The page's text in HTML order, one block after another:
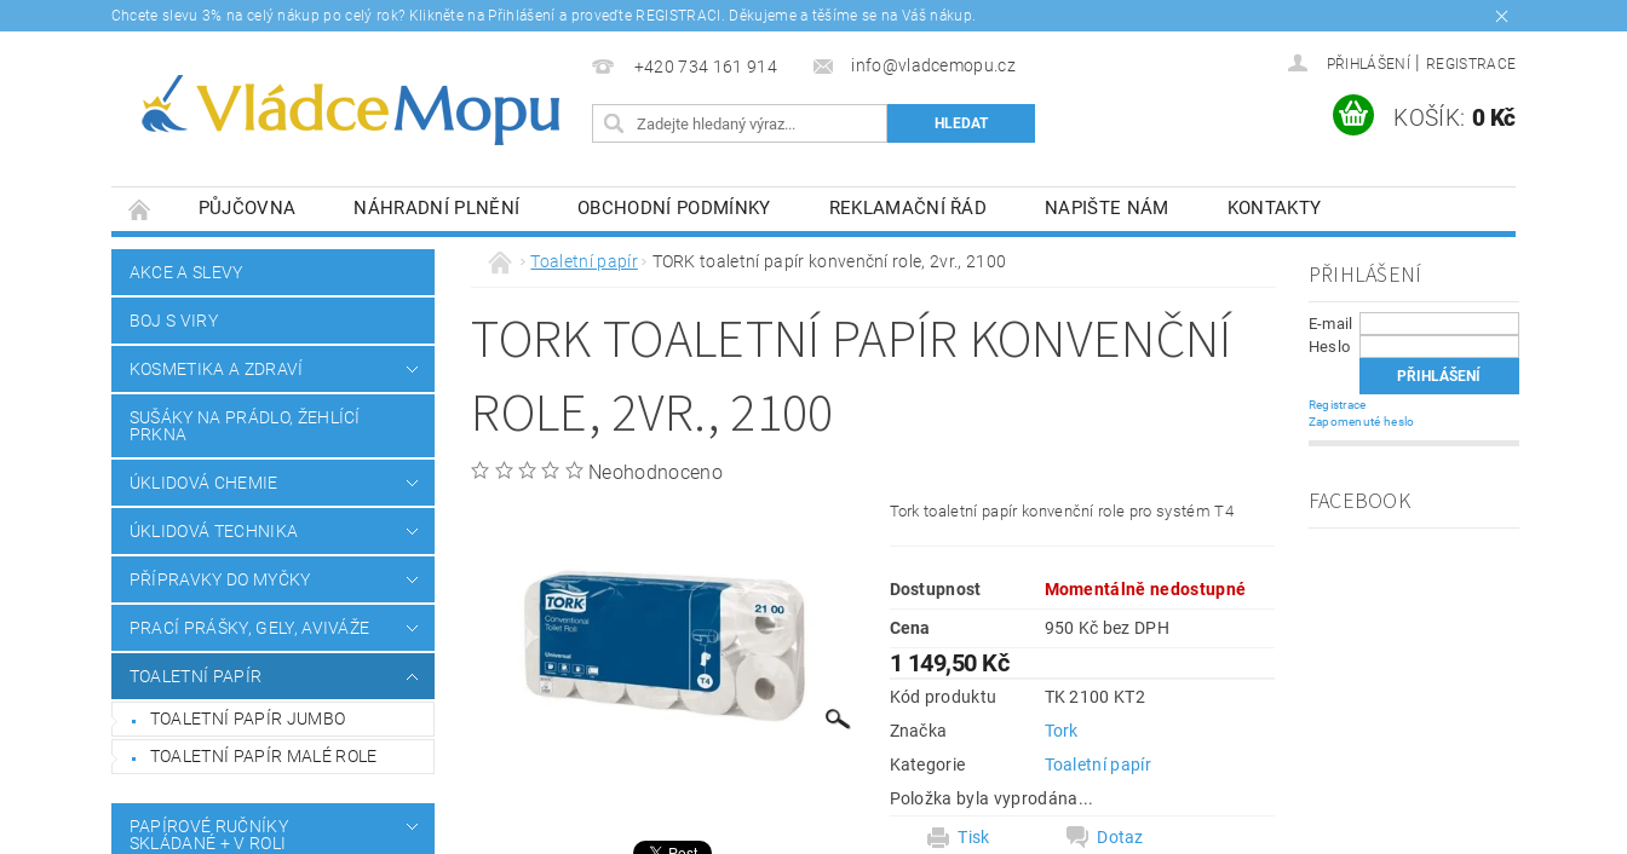
Chcete slevu 3% na celý nákup po celý rok? Klikněte na Přihlášení a proveďte REGISTRACI. Děkujeme a těšíme se na Váš nákup.
+420 734 161 914 info@vladcemopu.cz PŘIHLÁŠENÍ REGISTRACE
KOŠÍK: 0 Kč
PŮJČOVNA NÁHRADNÍ PLNĚNÍ OBCHODNÍ PODMÍNKY REKLAMAČNÍ ŘÁD NAPIŠTE NÁM
KONTAKTY
DOPRAVY A PLATBA
BLOG SOUHLASÍM SE ZPRACOVÁNÍM OSOBNÍCH ÚDAJŮ.
AKCE A SLEVY
BOJ S VIRY
KOSMETIKA A ZDRAVÍ
SUŠÁKY NA PRÁDLO, ŽEHLÍCÍ
PRKNA
ÚKLIDOVÁ CHEMIE
ÚKLIDOVÁ TECHNIKA
PŘÍPRAVKY DO MYČKY
PRACÍ PRÁŠKY, GELY, AVIVÁŽE
TOALETNÍ PAPÍR
TOALETNÍ PAPÍR JUMBO
TOALETNÍ PAPÍR MALÉ ROLE
PAPÍROVÉ RUČNÍKY
SKLÁDANÉ + V ROLI
Toaletní papír TORK toaletní papír konvenční role, 2vr., 2100
TORK TOALETNÍ PAPÍR KONVENČNÍ
ROLE, 2VR., 2100
Neohodnoceno
Tork toaletní papír konvenční role pro systém T4
Dostupnost
Momentálně nedostupné
Cena
950 Kč bez DPH
1 149,50 Kč
Kód produktu
TK 2100 KT2
Značka
Tork
Kategorie
Toaletní papír
Položka byla vyprodána...
Tisk
Dotaz
PŘIHLÁŠENÍ
E-mail
Heslo
Registrace
Zapomenuté heslo
FACEBOOK